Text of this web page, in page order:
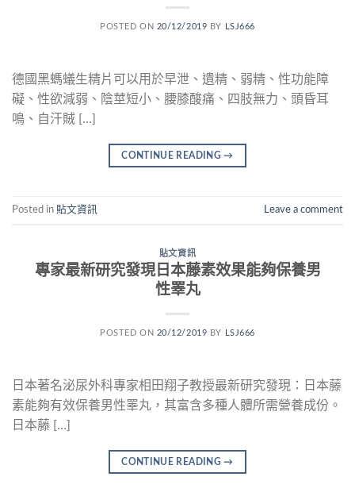
POSTED ON 20/12/2019 BY LSJ666
德國黑螞蟻生精片可以用於早泄、遺精、弱精、性功能障
礙、性欲減弱、陰莖短小、腰膝酸痛、四肢無力、頭昏耳
鳴、自汗賊 […]
CONTINUE READING→
Posted in 貼文資訊 Leave a comment
貼文資訊
專家最新研究發現日本藤素效果能夠保養男
性睪丸
POSTED ON 20/12/2019 BY LSJ666
日本著名泌尿外科專家相田翔子教授最新研究發現：日本藤
素能夠有效保養男性睪丸，其富含多種人體所需營養成份。
日本藤 […]
CONTINUE READING→